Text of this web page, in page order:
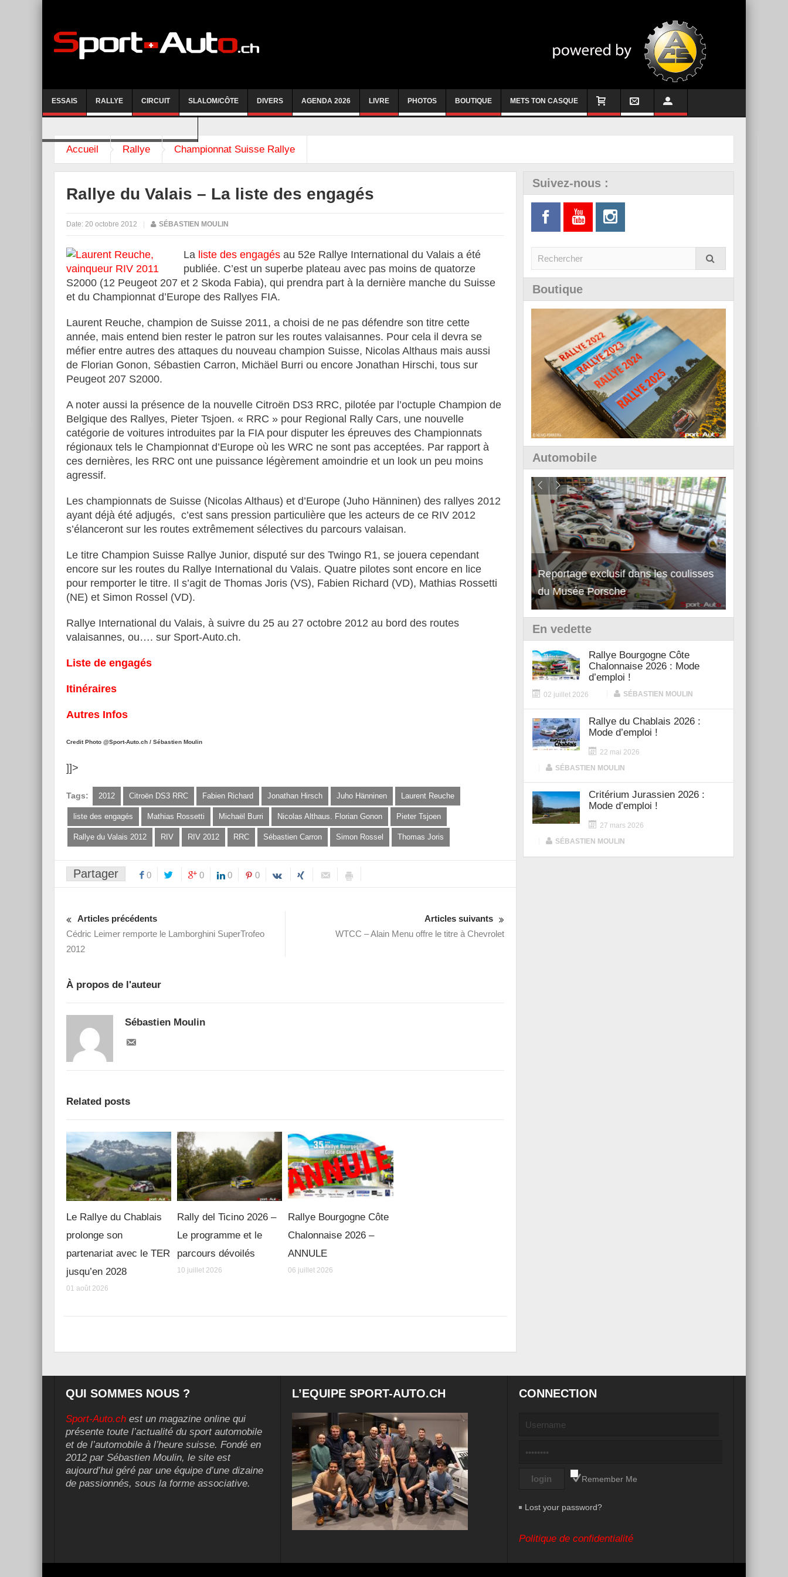
ESSAIS RALLYE CIRCUIT SLALOM/CÔTE DIVERS AGENDA 2026 LIVRE PHOTOS BOUTIQUE METS TON CASQUE
Accueil Rallye Championnat Suisse Rallye
Rallye du Valais – La liste des engagés
Date: 20 octobre 2012 SÉBASTIEN MOULIN
La liste des engagés au 52e Rallye International du Valais a été
publiée. C’est un superbe plateau avec pas moins de quatorze
S2000 (12 Peugeot 207 et 2 Skoda Fabia), qui prendra part à la dernière manche du Suisse
et du Championnat d’Europe des Rallyes FIA.
Laurent Reuche, champion de Suisse 2011, a choisi de ne pas défendre son titre cette
année, mais entend bien rester le patron sur les routes valaisannes. Pour cela il devra se
méfier entre autres des attaques du nouveau champion Suisse, Nicolas Althaus mais aussi
de Florian Gonon, Sébastien Carron, Michäel Burri ou encore Jonathan Hirschi, tous sur
Peugeot 207 S2000.
A noter aussi la présence de la nouvelle Citroën DS3 RRC, pilotée par l’octuple Champion de
Belgique des Rallyes, Pieter Tsjoen. « RRC » pour Regional Rally Cars, une nouvelle
catégorie de voitures introduites par la FIA pour disputer les épreuves des Championnats
régionaux tels le Championnat d’Europe où les WRC ne sont pas acceptées. Par rapport à
ces dernières, les RRC ont une puissance légèrement amoindrie et un look un peu moins
agressif.
Les championnats de Suisse (Nicolas Althaus) et d’Europe (Juho Hänninen) des rallyes 2012
ayant déjà été adjugés, c’est sans pression particulière que les acteurs de ce RIV 2012
s’élanceront sur les routes extrêmement sélectives du parcours valaisan.
Le titre Champion Suisse Rallye Junior, disputé sur des Twingo R1, se jouera cependant
encore sur les routes du Rallye International du Valais. Quatre pilotes sont encore en lice
pour remporter le titre. Il s’agit de Thomas Joris (VS), Fabien Richard (VD), Mathias Rossetti
(NE) et Simon Rossel (VD).
Rallye International du Valais, à suivre du 25 au 27 octobre 2012 au bord des routes
valaisannes, ou…. sur Sport-Auto.ch.
Liste de engagés
Itinéraires
Autres Infos
Credit Photo @Sport-Auto.ch / Sébastien Moulin
]]>
Tags: 2012 Citroën DS3 RRC Fabien Richard Jonathan Hirsch Juho Hänninen Laurent Reuche
liste des engagés Mathias Rossetti Michaël Burri Nicolas Althaus. Florian Gonon Pieter Tsjoen
Rallye du Valais 2012 RIV RIV 2012 RRC Sébastien Carron Simon Rossel Thomas Joris
Partager 0 0 0 0
Articles précédents
Cédric Leimer remporte le Lamborghini SuperTrofeo
2012
Articles suivants
WTCC – Alain Menu offre le titre à Chevrolet
À propos de l'auteur
Sébastien Moulin
Related posts
Le Rallye du Chablais
prolonge son
partenariat avec le TER
jusqu’en 2028
01 août 2026
Rally del Ticino 2026 –
Le programme et le
parcours dévoilés
10 juillet 2026
Rallye Bourgogne Côte
Chalonnaise 2026 –
ANNULE
06 juillet 2026
Suivez-nous :
Boutique
Automobile
Essai – Morgan Supersport
Reportage exclusif dans les coulisses
du Musée Porsche
Découverte de la nouvelle Ferrari
12Cilindri Manuale
En vedette
Rallye Bourgogne Côte
Chalonnaise 2026 : Mode
d’emploi !
02 juillet 2026 SÉBASTIEN MOULIN
Rallye du Chablais 2026 :
Mode d’emploi !
22 mai 2026
SÉBASTIEN MOULIN
Critérium Jurassien 2026 :
Mode d’emploi !
27 mars 2026
SÉBASTIEN MOULIN
QUI SOMMES NOUS ?
Sport-Auto.ch est un magazine online qui
présente toute l’actualité du sport automobile
et de l’automobile à l’heure suisse. Fondé en
2012 par Sébastien Moulin, le site est
aujourd’hui géré par une équipe d’une dizaine
de passionnés, sous la forme associative.
L’EQUIPE SPORT-AUTO.CH CONNECTION
Remember Me
Lost your password?
Politique de confidentialité